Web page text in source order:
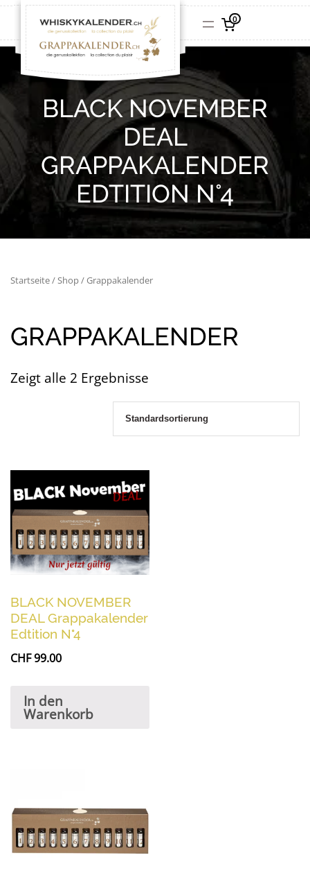
0
BLACK NOVEMBER
DEAL
GRAPPAKALENDER
EDTITION N°4
Startseite/ Shop/ Grappakalender
GRAPPAKALENDER
Zeigt alle 2 Ergebnisse
BLACK NOVEMBER
DEAL Grappakalender
Edtition N°4
CHF99.00
In den
Warenkorb